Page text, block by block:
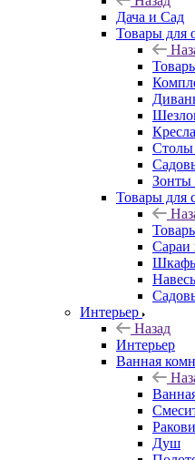
Дача и Сад
Товары для
Столы
Товары для
Сараи
Шкафы
Интерьер
Назад
Интерьер
Ванная
Душ